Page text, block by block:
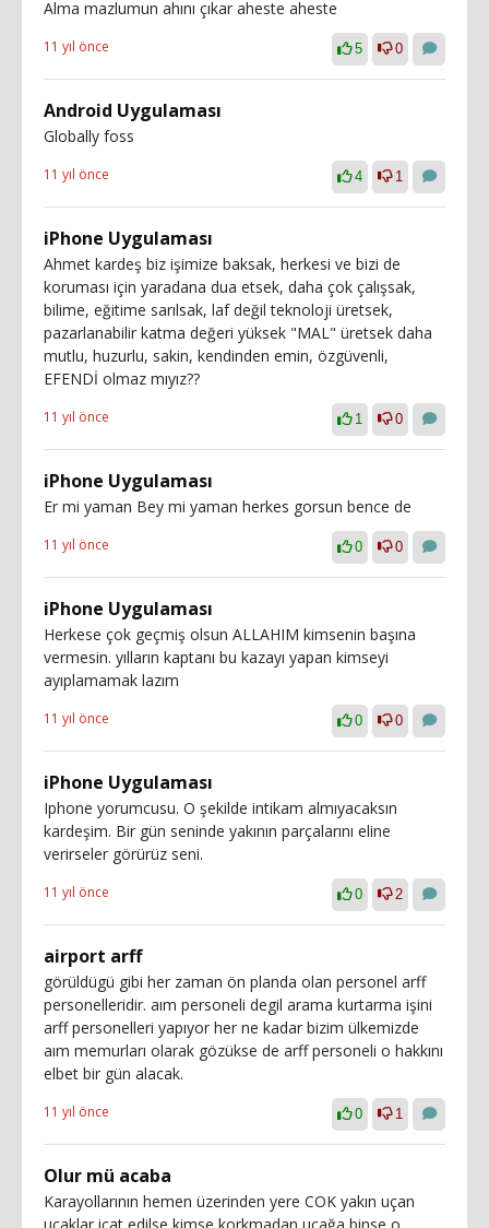
Alma mazlumun ahını çıkar aheste aheste
11 yıl önce 5 0
Android Uygulaması
Globally foss
11 yıl önce 4 1
iPhone Uygulaması
Ahmet kardeş biz işimize baksak, herkesi ve bizi de
koruması için yaradana dua etsek, daha çok çalışsak,
bilime, eğitime sarılsak, laf değil teknoloji üretsek,
pazarlanabilir katma değeri yüksek "MAL" üretsek daha
mutlu, huzurlu, sakin, kendinden emin, özgüvenli,
EFENDİ olmaz mıyız??
11 yıl önce 1 0
iPhone Uygulaması
Er mi yaman Bey mi yaman herkes gorsun bence de
11 yıl önce 0 0
iPhone Uygulaması
Herkese çok geçmiş olsun ALLAHIM kimsenin başına
vermesin. yılların kaptanı bu kazayı yapan kimseyi
ayıplamamak lazım
11 yıl önce 0 0
iPhone Uygulaması
Iphone yorumcusu. O şekilde intikam almıyacaksın
kardeşim. Bir gün seninde yakının parçalarını eline
verirseler görürüz seni.
11 yıl önce 0 2
airport arff
görüldügü gibi her zaman ön planda olan personel arff
personelleridir. aım personeli degil arama kurtarma işini
arff personelleri yapıyor her ne kadar bizim ülkemizde
aım memurları olarak gözükse de arff personeli o hakkını
elbet bir gün alacak.
11 yıl önce 0 1
Olur mü acaba
Karayollarının hemen üzerinden yere COK yakın uçan